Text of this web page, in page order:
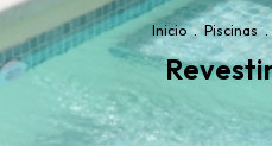
Inicio . Piscinas .